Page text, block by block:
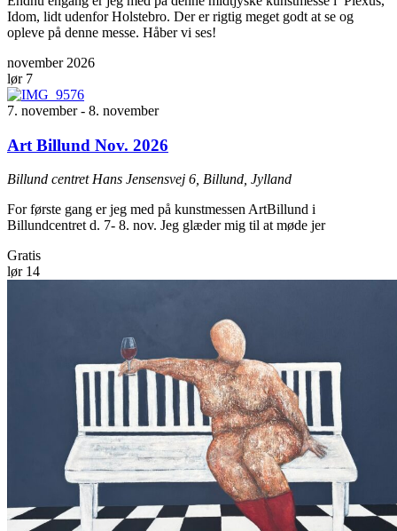
Idom, lidt udenfor Holstebro. Der er rigtig meget godt at se og
opleve på denne messe. Håber vi ses!
november 2026
lør 7
7. november- 8. november
Art Billund Nov. 2026
Billund centret Hans Jensensvej 6, Billund, Jylland
For første gang er jeg med på kunstmessen ArtBillund i
Billundcentret d. 7- 8. nov. Jeg glæder mig til at møde jer
Gratis
lør 14